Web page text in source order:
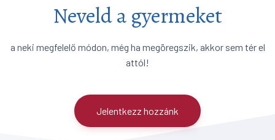
Neveld a gyermeket
a neki megfelelő módon, még ha megöregszik, akkor sem tér el
attól!
Jelentkezz hozzánk